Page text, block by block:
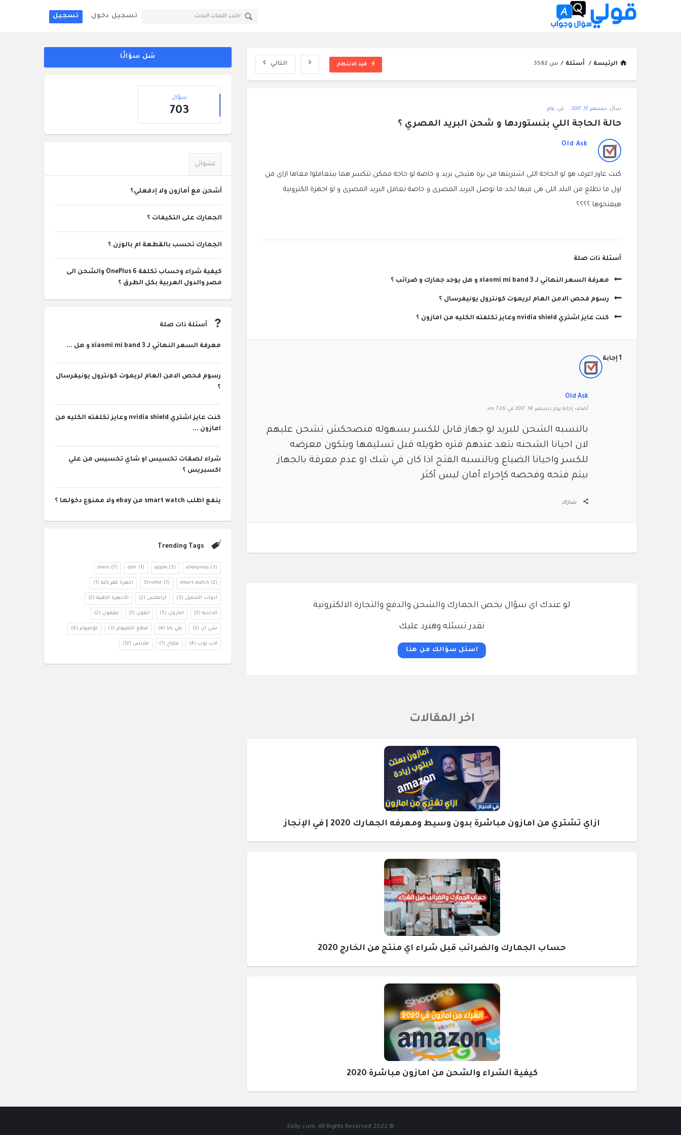
تسجيل دخول تسجيل
قولي
سؤال
وجواب
القائمة
الرئيسة / أسئلة / س 3582 التالي قيد الانتظار
سؤال
وجواب
الاحدث
أسئلة
سأل: ديسمبر 17, 2017 في: عام
حالة الحاجة اللي بنستوردها و شحن البريد المصري ؟
Old Ask
كنت عاوز اعرف هو لو الحاجة اللى اشتريتها من برة هتيجى بريد و خاصة لو حاجة ممكن تتكسر هما بيتعاملوا معاها ازاى من
اول ما تطلع من البلد اللى هى فيها لحد ما توصل البريد المصرى و خاصة تعامل البريد المصرى و لو اجهزة الكترونية
هيفتحوها ؟؟؟؟
‫أسئلة ذات صلة
معرفة السعر النهائي لـ xiaomi mi band 3 و هل يوجد جمارك و ضرائب ؟
رسوم فحص الامن العام لريموت كونترول يونيفرسال ؟
كنت عايز اشتري nvidia shield وعايز تكلفته الكليه من امازون ؟
‫1 إجابة
Old Ask
‫أضاف ‫‫إجابة يوم ديسمبر 18, 2017 في 7:26 am
بالنسبه الشحن للبريد لو جهاز قابل للكسر بسهوله منصحكش تشحن عليهم
لان احيانا الشحنه بتعد عندهم فتره طويله قبل تسليمها وبتكون معرضه
للكسر واحيانا الضياع وبالنسبه الفتح اذا كان في شك او عدم معرفة بالجهاز
بيتم فتحه وفحصه كإجراء أمان ليس أكثر
شارك
لو عندك اي سؤال يخص الجمارك والشحن والدفع والتجارة الالكترونية
تقدر تسئله وهنرد عليك
اسئل سؤالك من هنا
اخر المقالات
ازاي تشتري من امازون مباشرة بدون وسيط ومعرفه الجمارك 2020 | في الإنجاز
حساب الجمارك والضرائب قبل شراء اي منتج من الخارج 2020
كيفية الشراء والشحن من امازون مباشرة 2020
سَل سؤالًا
إحصائيات
سؤال
703
عشوائي
أشحن مع أمازون ولا إدفعلي؟
الجمارك على التكيفات ؟
الجمارك تحسب بالقطعة ام بالوزن ؟
كيفية شراء وحساب تكلفة OnePlus 6 والشحن الى
مصر والدول العربية بكل الطرق ؟
أسئلة ذات صلة
معرفة السعر النهائي لـ xiaomi mi band 3 و هل ...
رسوم فحص الامن العام لريموت كونترول يونيفرسال
؟
كنت عايز اشتري nvidia shield وعايز تكلفته الكليه من
امازون ...
شراء لصقات تخسيس او شاي تخسيس من علي
اكسبريس ؟
ينفع اطلب smart watch من ebay ولا ممنوع دخولها ؟
Trending Tags
aliexpress(3)
apple(3)
dslr (1)
shein (7)
smart watch (2)
Stroller (1) اجهزة كهربائية (1)
ادوات التجميل (3) ارامكس (2) الأجهزة الطبية (2)
الاحذيه (2) امازون (5) ايفون (1) تيليفون (2)
شي ان (2) علي بابا (4) قطع الكمبيوتر (3) كومبيوتر (4)
لاب توب (4) مكياج (1) ملابس (12)
© 2022 2olly.com. All Rights Reserved